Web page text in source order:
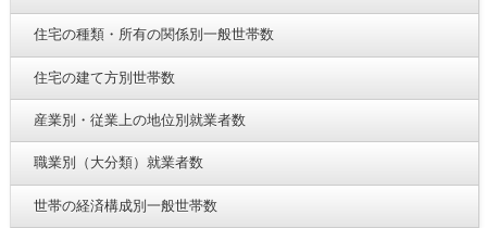
住宅の種類・所有の関係別一般世帯数
住宅の建て方別世帯数
産業別・従業上の地位別就業者数
職業別（大分類）就業者数
世帯の経済構成別一般世帯数